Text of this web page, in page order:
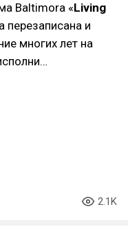
Baltimora «Living
перезаписана и
многих лет на
2.1K